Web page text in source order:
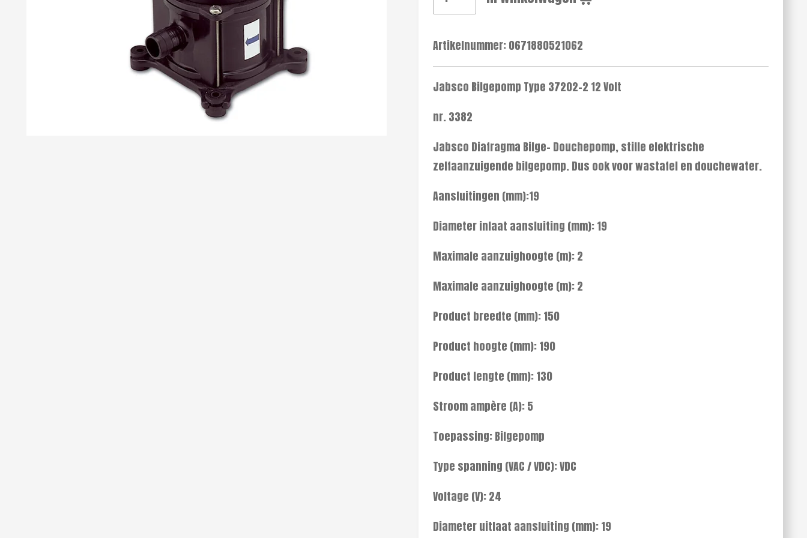
Artikelnummer:0671880521062
Jabsco Bilgepomp Type 37202-2 12 Volt
nr. 3382
Jabsco Diafragma Bilge- Douchepomp, stille elektrische
zelfaanzuigende bilgepomp. Dus ook voor wastafel en douchewater.
Aansluitingen (mm):19
Diameter inlaat aansluiting (mm): 19
Maximale aanzuighoogte (m): 2
Maximale aanzuighoogte (m): 2
Product breedte (mm): 150
Product hoogte (mm): 190
Product lengte (mm): 130
Stroom ampère (A): 5
Toepassing: Bilgepomp
Type spanning (VAC / VDC): VDC
Voltage (V): 24
Diameter uitlaat aansluiting (mm): 19